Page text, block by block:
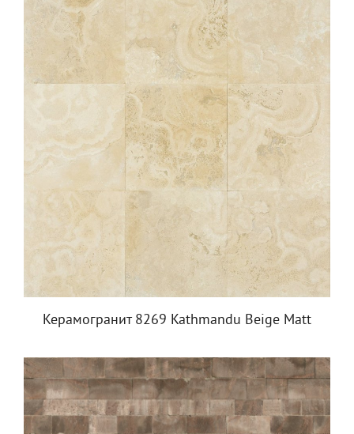
Керамогранит 8269 Kathmandu Beige Matt